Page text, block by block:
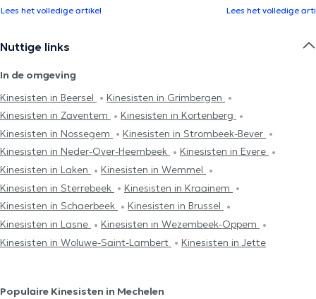
Lees het volledige artikel Lees het volledige
Nuttige links
In de omgeving
Kinesisten in Beersel
Kinesisten in Grimbergen
Kinesisten in Zaventem
Kinesisten in Kortenberg
Kinesisten in Nossegem
Kinesisten in Strombeek-Bever
Kinesisten in Neder-Over-Heembeek
Kinesisten in Evere
Kinesisten in Laken
Kinesisten in Wemmel
Kinesisten in Sterrebeek
Kinesisten in Kraainem
Kinesisten in Schaerbeek
Kinesisten in Brussel
Kinesisten in Lasne
Kinesisten in Wezembeek-Oppem
Kinesisten in Woluwe-Saint-Lambert
Kinesisten in Jette
Populaire Kinesisten in Mechelen